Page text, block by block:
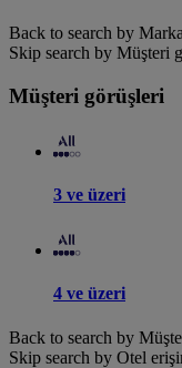
Back to search by
Skip search by Müşteri
Müşteri görüşleri
3 ve üzeri
4 ve üzeri
Back to search by
Skip search by Otel